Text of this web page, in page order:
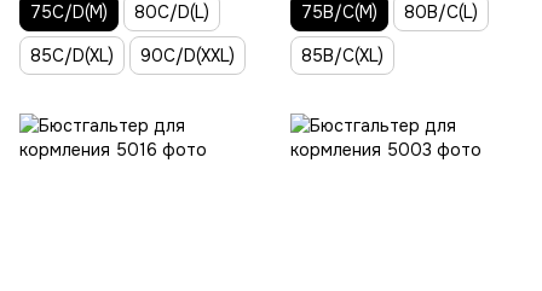
75C/D(M)
80C/D(L)
85C/D(XL)
90C/D(XXL)
75В/С(M)
80В/С(L)
85В/С(XL)